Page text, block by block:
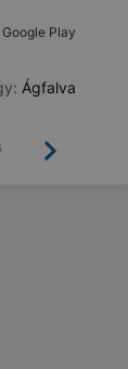
Google Play
Ágfalva
Tovább